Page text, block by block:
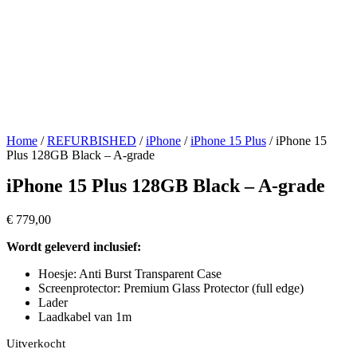
Home /REFURBISHED /iPhone /iPhone 15 Plus / iPhone 15
Plus 128GB Black – A-grade
iPhone 15 Plus 128GB Black – A-grade
€ 779,00
Wordt geleverd inclusief:
Hoesje: Anti Burst Transparent Case
Screenprotector: Premium Glass Protector (full edge)
Lader
Laadkabel van 1m
Uitverkocht